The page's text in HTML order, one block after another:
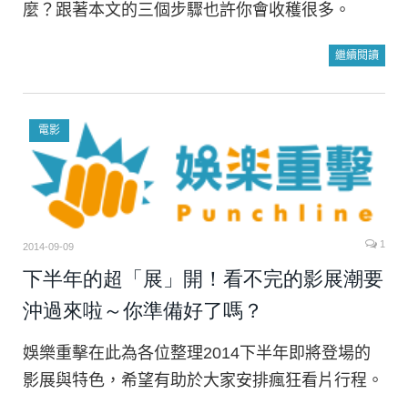
麼？跟著本文的三個步驟也許你會收穫很多。
繼續閱讀
電影
2014-09-09 1
下半年的超「展」開！看不完的影展潮要
沖過來啦～你準備好了嗎？
娛樂重擊在此為各位整理2014下半年即將登場的
影展與特色，希望有助於大家安排瘋狂看片行程。